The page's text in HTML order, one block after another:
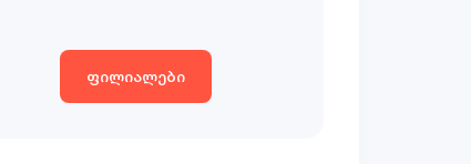
ფილიალები